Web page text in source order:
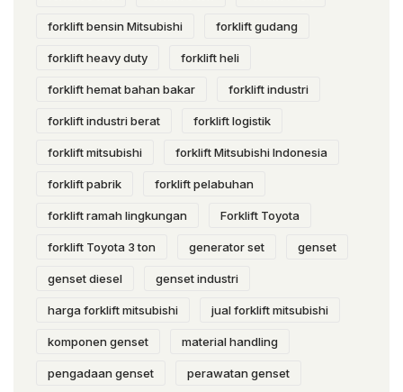
forklift bensin Mitsubishi forklift gudang
forklift heavy duty forklift heli
forklift hemat bahan bakar forklift industri
forklift industri berat forklift logistik
forklift mitsubishi forklift Mitsubishi Indonesia
forklift pabrik forklift pelabuhan
forklift ramah lingkungan Forklift Toyota
forklift Toyota 3 ton generator set genset
genset diesel genset industri
harga forklift mitsubishi jual forklift mitsubishi
komponen genset material handling
pengadaan genset perawatan genset